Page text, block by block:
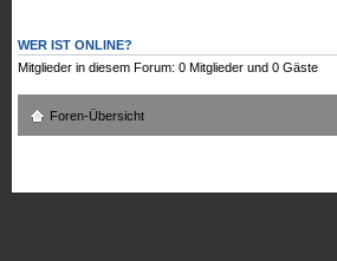
WER IST ONLINE?
Mitglieder in diesem Forum: 0 Mitglieder und 0 Gäste
Foren-Übersicht